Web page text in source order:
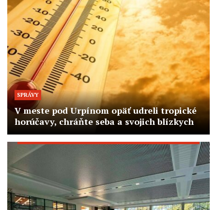
SPRÁVY
V meste pod Urpínom opäť udreli tropické
horúčavy, chráňte seba a svojich blízkych